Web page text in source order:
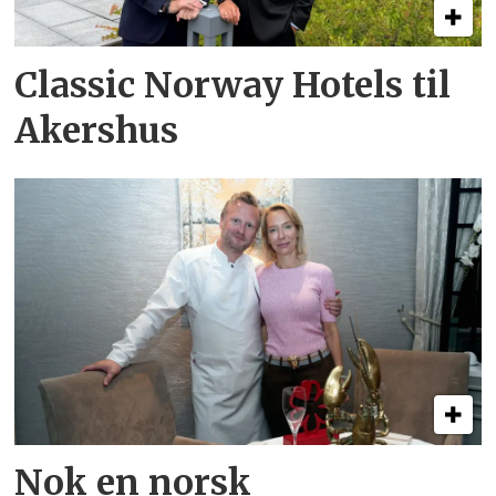
Classic Norway Hotels til
Akershus
Nok en norsk